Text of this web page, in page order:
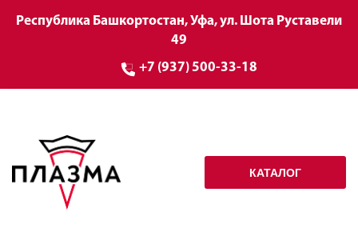
Республика Башкортостан, Уфа, ул. Шота Руставели
49
+7 (937) 500-33-18
КАТАЛОГ